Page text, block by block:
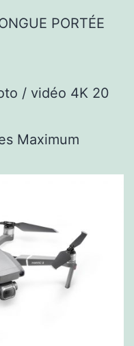
PORTÉE
/ vidéo 4K 20
Maximum